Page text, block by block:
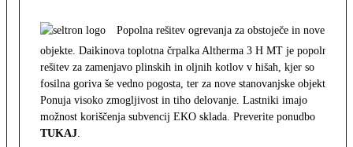
Popolna rešitev ogrevanja za obstoječe in nove
objekte. Daikinova toplotna črpalka Altherma 3 H MT je popolna
rešitev za zamenjavo plinskih in oljnih kotlov v hišah, kjer so
fosilna goriva še vedno pogosta, ter za nove stanovanjske objekte.
Ponuja visoko zmogljivost in tiho delovanje. Lastniki imajo
možnost koriščenja subvencij EKO sklada. Preverite ponudbo
TUKAJ.